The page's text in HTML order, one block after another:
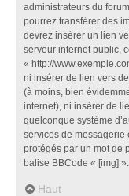
administrateurs du
pourrez transférer des
devrez insérer un lien
serveur internet public,
« http://
ni insérer de lien vers
(à moins, bien
internet), ni insérer de
quelconque système
services de messagerie
protégés par un mot de
balise BBCode « [img] ».
Haut